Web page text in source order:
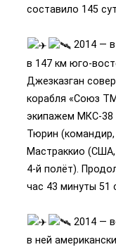
составило 145
2014 — в
в 147 км юго-
Джезказган
корабля «Союз
экипажем МКС-38
Тюрин
Мастраккио
4-й полёт).
час 43 минуты 51
2014 —
в ней